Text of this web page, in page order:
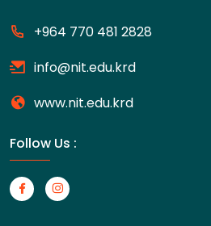
+964 770 481 2828
info@nit.edu.krd
www.nit.edu.krd
Follow Us :